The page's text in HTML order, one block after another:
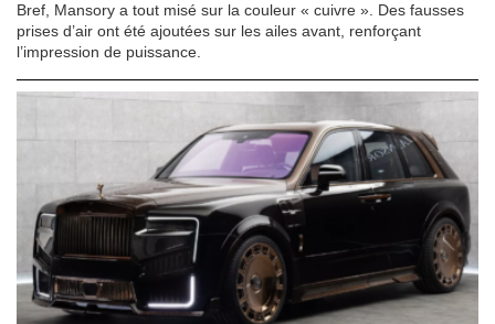
Bref, Mansory a tout misé sur la couleur « cuivre ». Des fausses
prises d’air ont été ajoutées sur les ailes avant, renforçant
l’impression de puissance.